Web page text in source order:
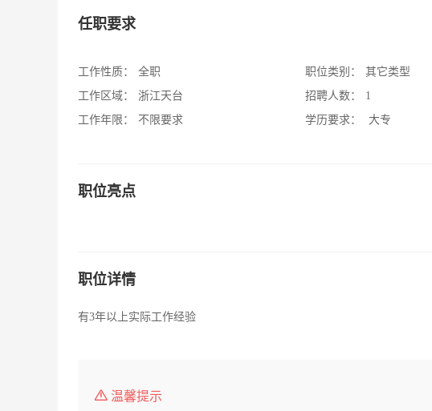
任职要求
工作性质：
全职
工作区域：
浙江天台
工作年限：
不限要求
职位类别：
其它类型
招聘人数：
1
学历要求：
大专
职位亮点
职位详情
有3年以上实际工作经验
温馨提示